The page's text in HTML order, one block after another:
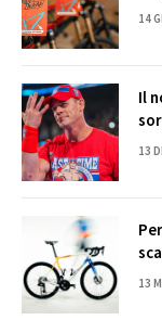
14
Il
13
13